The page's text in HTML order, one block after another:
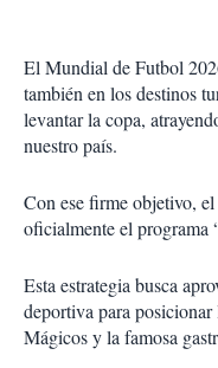
El Mundial de Futbol
también en los destinos
levantar la copa,
nuestro país.
Con ese firme objetivo,
oficialmente el programa
Esta estrategia busca
deportiva para
Mágicos y la famosa